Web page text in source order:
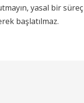
yasal bir süreç
başlatılmaz.